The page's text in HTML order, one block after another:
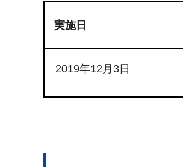
実施日
2019年12月3日